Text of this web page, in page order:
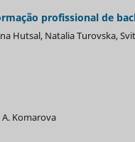
profissional de
Hutsal, Natalia Turovska,
A. Komarova